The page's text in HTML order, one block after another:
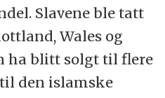
Slavene ble tatt
Wales og
ha blitt solgt til flere
den islamske